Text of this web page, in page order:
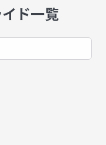
ド一覧